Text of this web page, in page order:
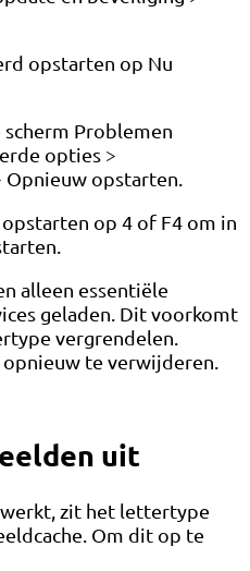
opstarten op Nu
Problemen
opties >
opstarten.
op 4 of F4 om in
alleen essentiële
geladen. Dit voorkomt
vergrendelen.
te verwijderen.
uit
zit het lettertype
Om dit op te